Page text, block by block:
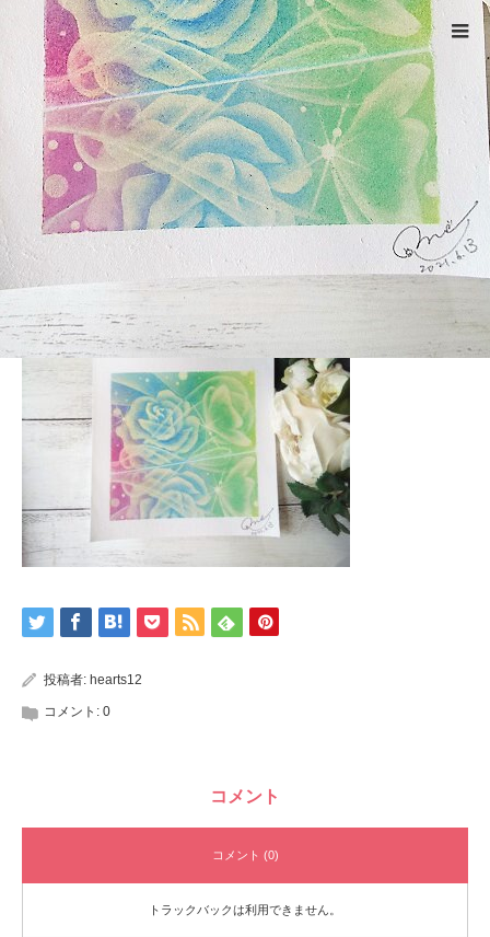
ホーム DSCF4541
Warning: ltrim() expects parameter 1 to be string, object given
in /home/xs524725/reiki-kumamoto.com/public_html/wp-
includes/formatting.phpon line 4343
DSCF4541
2021.06.13
投稿者: hearts12
コメント: 0
コメント
コメント (0)
トラックバックは利用できません。